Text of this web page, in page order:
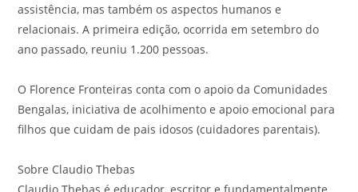
assistência, mas também os aspectos humanos e
relacionais. A primeira edição, ocorrida em setembro do
ano passado, reuniu 1.200 pessoas.
O Florence Fronteiras conta com o apoio da Comunidades
Bengalas, iniciativa de acolhimento e apoio emocional para
filhos que cuidam de pais idosos (cuidadores parentais).
Sobre Claudio Thebas
Claudio Thebas é educador, escritor e fundamentalmente